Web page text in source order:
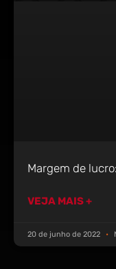
Margem de
VEJA MAIS +
20 de junho de 2022